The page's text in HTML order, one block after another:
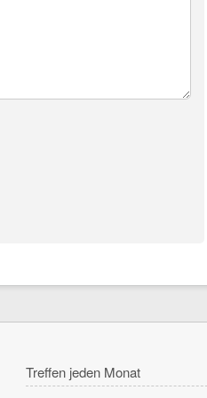
Treffen jeden Monat